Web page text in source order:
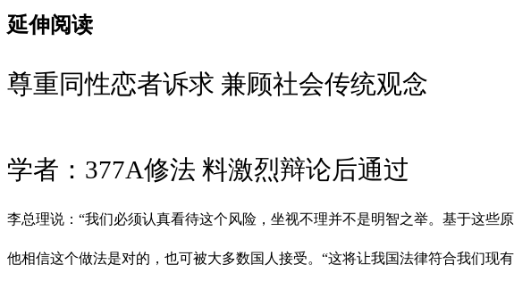
延伸阅读
尊重同性恋者诉求 兼顾社会传统观念
学者：377A修法 料激烈辩论后通过
李总理说：“我们必须认真看待这个风险，坐视不理并不是明智之举。基于这些
他相信这个做法是对的，也可被大多数国人接受。“这将让我国法律符合我们现